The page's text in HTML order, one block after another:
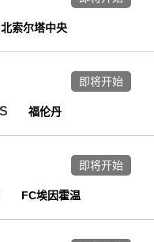
北索尔塔中央
福伦丹
即将开始
FC埃因霍温
即将开始